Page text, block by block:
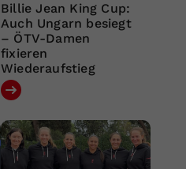
Billie Jean King Cup:
Auch Ungarn besiegt
– ÖTV-Damen
fixieren
Wiederaufstieg